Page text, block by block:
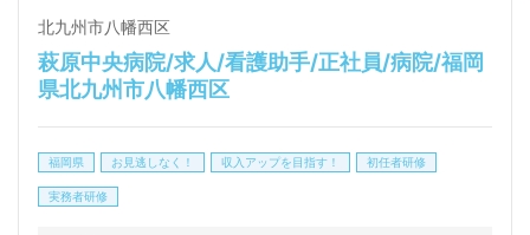
様！◎
看護助手や介護職経験のある方をお迎えします。病院
での勤務経験は問いません。他職種、幅広い年代層の
力体制、働きやすい環境面も嬉しいポイント！『患者
北九州市八幡西区
萩原中央病院/求人/看護助手/正社員/病院/福岡
県北九州市八幡西区
福岡県 お見逃しなく！ 収入アップを目指す！ 初任者研修
実務者研修